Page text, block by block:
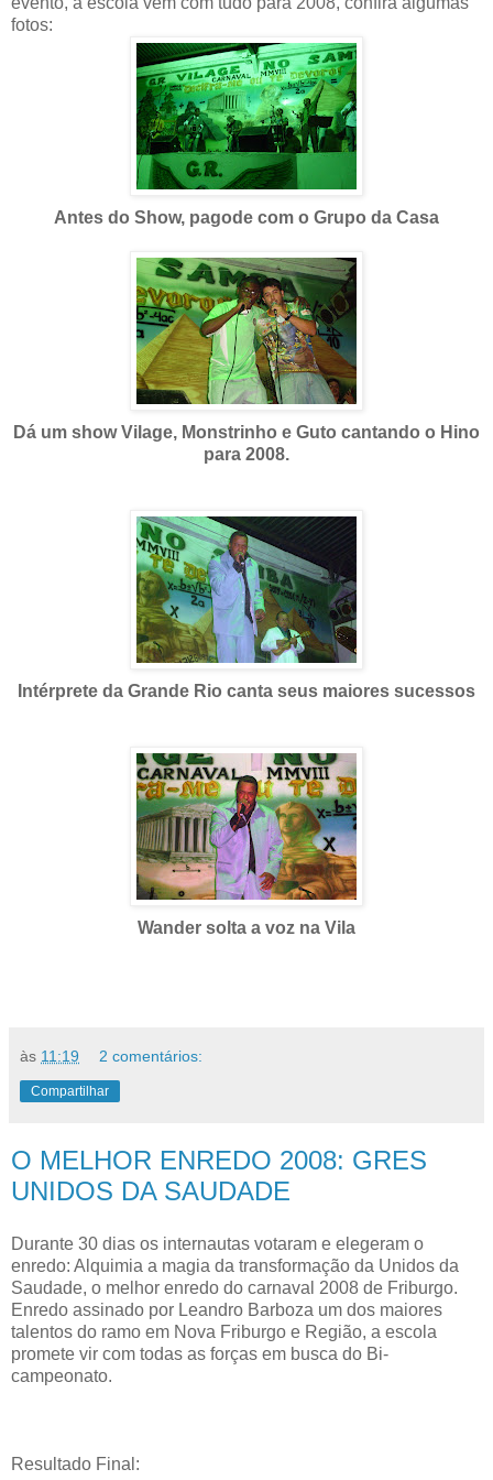
fotos:
Antes do Show, pagode com o Grupo da Casa
Dá um show Vilage, Monstrinho e Guto cantando o Hino
para 2008.
Intérprete da Grande Rio canta seus maiores sucessos
Wander solta a voz na Vila
às 11:19 2 comentários:
Compartilhar
O MELHOR ENREDO 2008: GRES
UNIDOS DA SAUDADE
Durante 30 dias os internautas votaram e elegeram o
enredo: Alquimia a magia da transformação da Unidos da
Saudade, o melhor enredo do carnaval 2008 de Friburgo.
Enredo assinado por Leandro Barboza um dos maiores
talentos do ramo em Nova Friburgo e Região, a escola
promete vir com todas as forças em busca do Bi-
campeonato.
Resultado Final: